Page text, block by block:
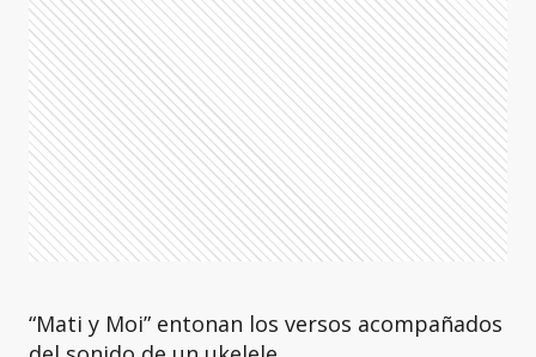
“Mati y Moi” entonan los versos acompañados